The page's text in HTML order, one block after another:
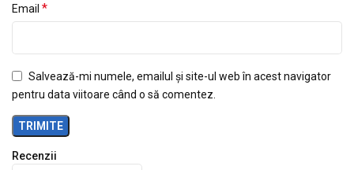
Recenzii
Email *
Salvează-mi numele, emailul și site-ul web în acest navigator
pentru data viitoare când o să comentez.